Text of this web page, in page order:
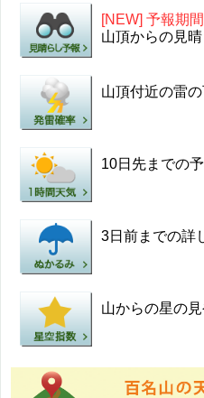
[NEW] 予報期
山頂からの見
山頂付近の雷
10日先までの
3日前までの詳
山からの星の